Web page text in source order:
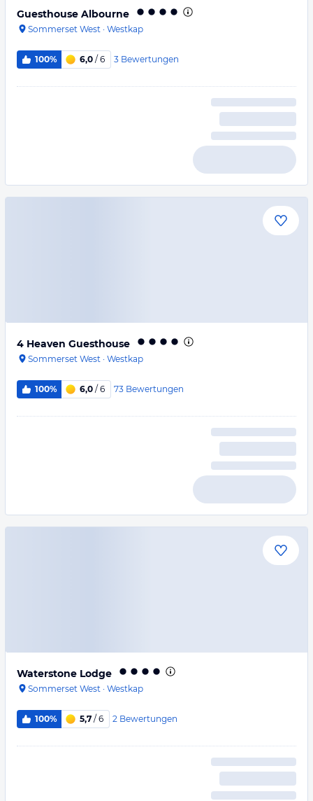
Guesthouse Albourne
Sommerset West · Westkap
100% 6,0 / 6 3 Bewertungen
4 Heaven Guesthouse
Sommerset West · Westkap
100% 6,0 / 6 73 Bewertungen
Waterstone Lodge
Sommerset West · Westkap
100% 5,7 / 6 2 Bewertungen